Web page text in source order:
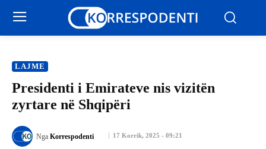
LAJME
Presidenti i Emirateve nis vizitën
zyrtare në Shqipëri
17 Korrik, 2025 - 09:21
Nga Korrespodenti